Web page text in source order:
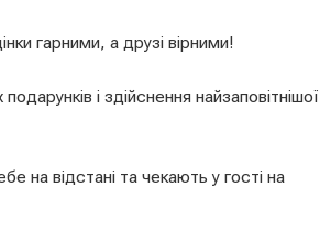
гарними, а друзі вірними!
і здійснення найзаповітнішої
на відстані та чекають у гості на